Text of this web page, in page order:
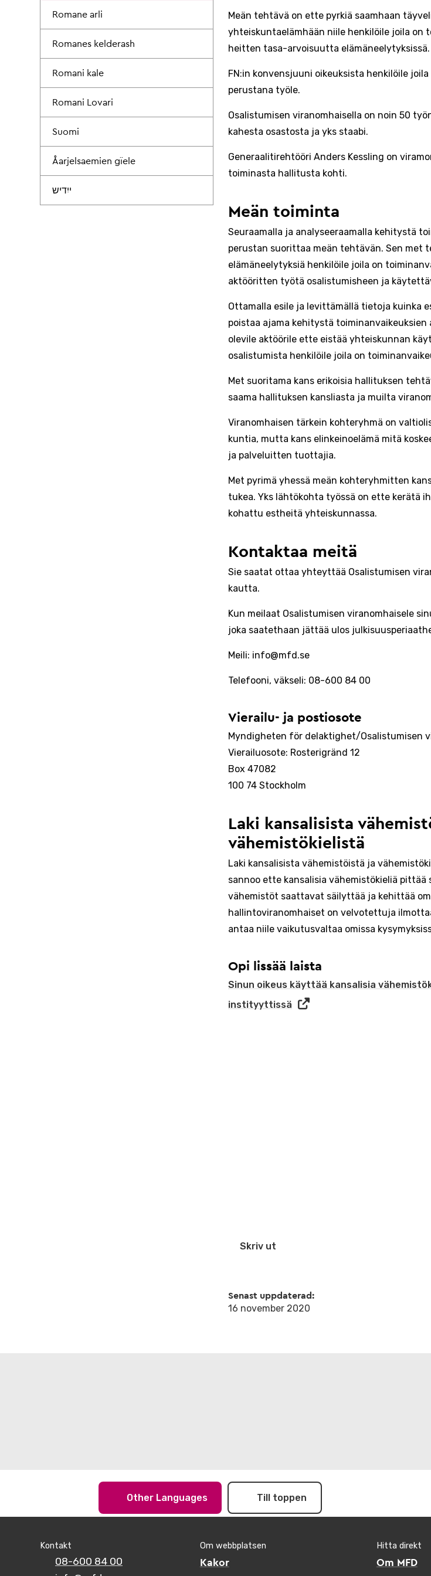
Romane arli
Romanes kelderash
Romani kale
Romani Lovari
Suomi
Åarjelsaemien gïele
ייִדיש
Meän tehtävä on ette pyrkiä saamhaan
yhteiskuntaelämhään niile henkilöile joila on
heitten tasa-arvoisuutta elämäneelytyksissä.
FN:in konvensjuuni oikeuksista henkilöile
perustana työle.
Osalistumisen viranomhaisella on noin 50
kahesta osastosta ja yks staabi.
Generaalitirehtööri Anders Kessling on
toiminasta hallitusta kohti.
Meän toiminta
Seuraamalla ja analyseeraamalla kehitystä
perustan suorittaa meän tehtävän. Sen met
elämäneelytyksiä henkilöile joila on
aktööritten työtä osalistumisheen ja
Ottamalla esile ja levittämällä tietoja kuinka
poistaa ajama kehitystä
olevile aktöörile ette eistää yhteiskunnan
osalistumista henkilöile joila on
Met suoritama kans erikoisia hallituksen
saama hallituksen kansliasta ja muilta
Viranomhaisen tärkein kohteryhmä on
kuntia, mutta kans elinkeinoelämä mitä
ja palveluitten tuottajia.
Met pyrimä yhessä meän kohteryhmitten
tukea. Yks lähtökohta työssä on ette kerätä
kohattu estheitä yhteiskunnassa.
Kontaktaa meitä
Sie saatat ottaa yhteyttää Osalistumisen
kautta.
Kun meilaat Osalistumisen viranomhaisele
joka saatethaan jättää ulos
Meili: info@mfd.se
Telefooni, väkseli: 08-600 84 00
Vierailu- ja postiosote
Myndigheten för delaktighet/Osalistumisen
Vierailuosote: Rosterigränd 12
Box 47082
100 74 Stockholm
Laki kansalisista
vähemistökielistä
Laki kansalisista vähemistöistä ja
sannoo ette kansalisia vähemistökieliä
vähemistöt saattavat säilyttää ja kehittää
hallintoviranomhaiset on velvotettuja
antaa niile vaikutusvaltaa omissa
Opi lissää laista
Sinun oikeus käyttää kansalisia
instityyttissä
Skriv ut
Senast uppdaterad:
16 november 2020
Other Languages Till toppen
Kontakt
08-600 84 00
Om webbplatsen
Kakor
Hitta direkt
Om MFD